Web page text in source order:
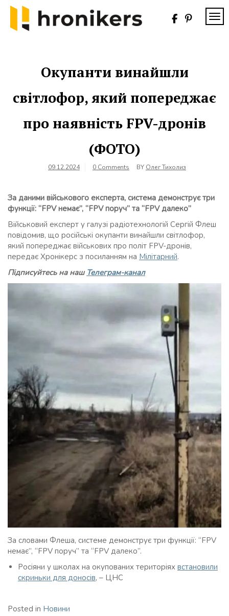
Skip
content
Окупанти винайшли
світлофор, який попереджає
про наявність FPV-дронів
(ФОТО)
09.12.2024 0 Comments BY Олег Тихолиз
За даними військового експерта, система демонструє три
функції: “FPV немає”, “FPV поруч” та “FPV далеко”
Військовий експерт у галузі радіотехнологій Сергій Флеш
повідомив, що російські окупанти винайшли світлофор,
який попереджає військових про політ FPV-дронів,
передає Хронікерс з посиланням на Мілітарний.
Підписуйтесь на наш Телеграм-канал
За словами Флеша, системе демонструє три функції: “FPV
немає”, “FPV поруч” та “FPV далеко”.
Росіяни у школах на окупованих територіях встановили
скриньки для доносів, – ЦНС
Posted in Новини